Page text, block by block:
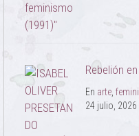
Rebelión
En arte,
24 julio, 2026